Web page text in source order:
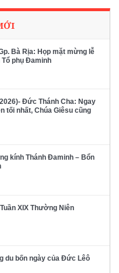
Bà Rịa: Họp mặt mừng lễ
phụ Đaminh
Đức Thánh Cha: Ngay
tối nhất, Chúa Giêsu cũng
kính Thánh Đaminh – Bổn
XIX Thường Niên
du bốn ngày của Đức Lêô